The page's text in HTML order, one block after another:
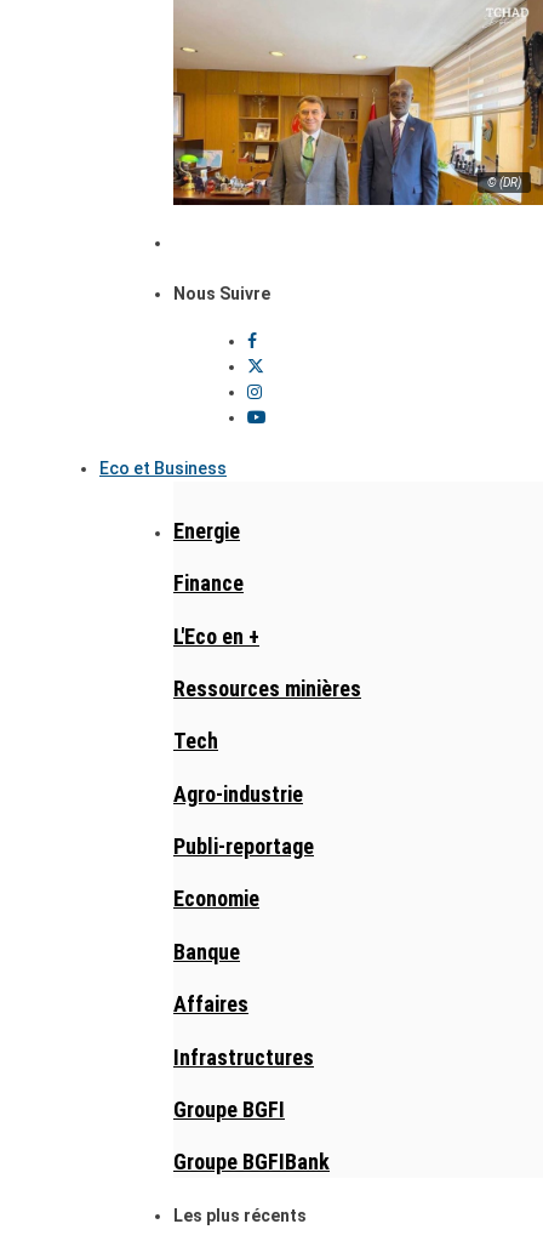
© (DR)
Nous Suivre
Eco et Business
Energie
Finance
L'Eco en +
Ressources minières
Tech
Agro-industrie
Publi-reportage
Economie
Banque
Affaires
Infrastructures
Groupe BGFI
Groupe BGFIBank
Les plus récents